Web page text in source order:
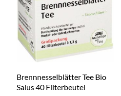
Brennnesselblätter Tee Bio
Salus 40 Filterbeutel